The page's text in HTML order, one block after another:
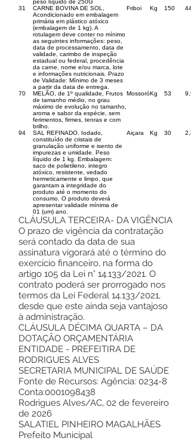
peso líquido de 250G
31
CARNE BOVINA DE SOL,
Acondicionado em embalagem
primária em plástico atóxico
(embalagem de 1 kg). A
rotulagem deve conter no mínimo
as seguintes informações: peso,
data de processamento, data de
validade, carimbo de inspeção
estadual ou federal, procedência
da carne, nome e/ou marca, lote
e informações nutricionais. Prazo
de Validade: Mínimo de 3 meses
a partir da data de entrega.
Friboi Kg 150
70
MELÃO, de 1º qualidade, Frutos
de tamanho médio, no grau
máximo de evolução no tamanho,
aroma e sabor da espécie, sem
ferimentos, firmes, tenras e com
brilho.
MossoróKg 53
94
SAL REFINADO. Iodado,
constituído de cristais de
granulação uniforme e isento de
impurezas e umidade. Peso
líquido de 1 kg. Embalagem:
saco de polietileno, integro
atóxico, resistente, vedado
hermeticamente e limpo, que
garantam a integridade do
produto até o momento do
consumo. O produto deverá
apresentar validade mínima de
01 (um) ano.
Aiçara Kg 30
CLÁUSULA TERCEIRA- DA VIGÊNCIA
O prazo de vigência da contratação
será contado da data de sua
assinatura vigorará até o término do
exercício financeiro, na forma do
artigo 105 da Lei n° 14.133/2021. O
contrato poderá ser prorrogado nos
termos da Lei Federal 14.133/2021,
desde que este ainda seja vantajoso
à administração.
CLÁUSULA DÉCIMA QUARTA – DA
DOTAÇÃO ORÇAMENTÁRIA
ENTIDADE - PREFEITIRA DE
RODRIGUES ALVES
SECRETARIA MUNICIPAL DE SAÚDE
Fonte de Recursos: Agência: 0234-8
Conta:0001098438
Rodrigues Alves/AC, 02 de fevereiro
de 2026
SALATIEL PINHEIRO MAGALHÃES
Prefeito Municipal